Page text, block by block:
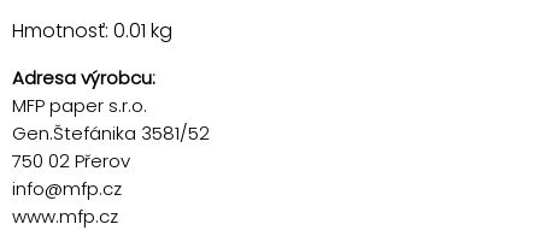
Hmotnosť: 0.01 kg
Adresa výrobcu:
MFP paper s.r.o.
Gen.Štefánika 3581/52
750 02 Přerov
info@mfp.cz
www.mfp.cz